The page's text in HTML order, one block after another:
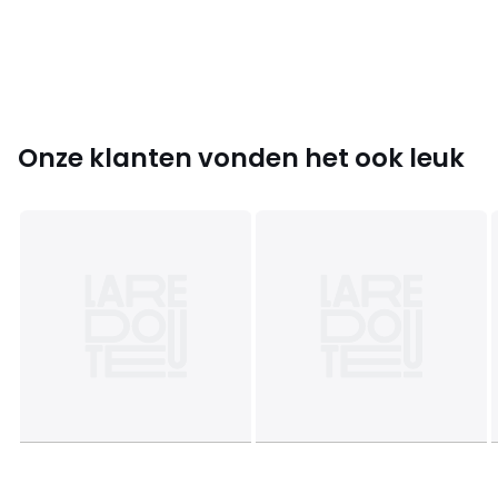
Onze klanten vonden het ook leuk